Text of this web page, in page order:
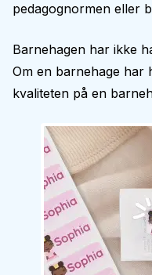
pedagognormen eller
Barnehagen har ikke
Om en barnehage har
kvaliteten på en